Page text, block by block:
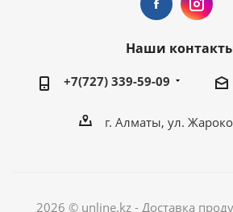
Наши
+7(727) 339-59-09
г. Алматы, ул.
2026 © unline.kz - Доставка